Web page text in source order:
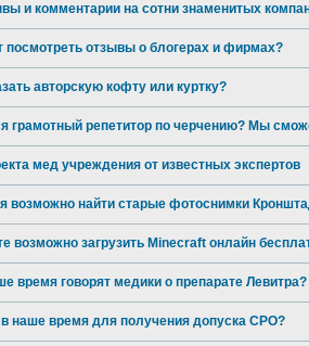
и комментарии на сотни знаменитых
посмотреть отзывы о блогерах и фирмах?
авторскую кофту или куртку?
грамотный репетитор по черчению? Мы
мед учреждения от известных экспертов
возможно найти старые фотоснимки
возможно загрузить Minecraft онлайн
время говорят медики о препарате Левитра?
наше время для получения допуска СРО?